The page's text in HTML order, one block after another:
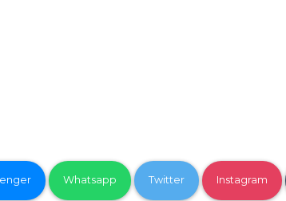
Whatsapp Twitter Instagram